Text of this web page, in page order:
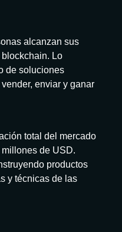
alcanzan sus
Lo
de soluciones
enviar y ganar
total del mercado
de USD.
productos
y técnicas de las